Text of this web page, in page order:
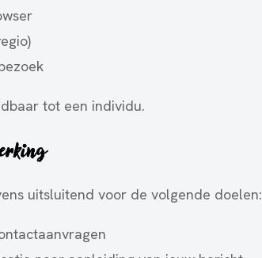
tot een individu.
uitsluitend voor de volgende doelen: